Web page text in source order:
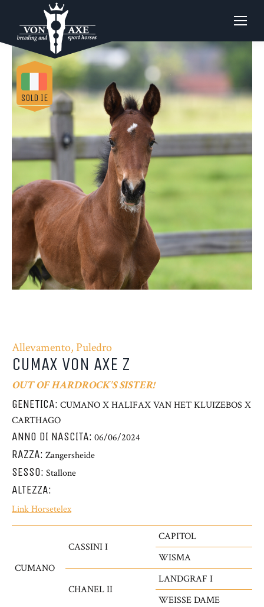
SOLD IE
Allevamento, Puledro
CUMAX VON AXE Z
OUT OF HARDROCK'S SISTER!
GENETICA: CUMANO X HALIFAX VAN HET KLUIZEBOS X
CARTHAGO
ANNO DI NASCITA: 06/06/2024
RAZZA: Zangersheide
SESSO: Stallone
ALTEZZA:
Link Horsetelex
CUMANO
CASSINI I
CAPITOL
WISMA
CHANEL II
LANDGRAF I
WEISSE DAME